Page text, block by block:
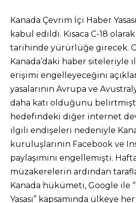
Kanada Çevrim İçi Haber
kabul edildi. Kısaca C-18 olarak
tarihinde yürürlüğe girecek.
Kanada’daki haber siteleriyle
erişimi engelleyeceğini
yasalarının Avrupa ve
daha katı olduğunu
hedefindeki diğer internet
ilgili endişeleri nedeniyle
kuruluşlarının Facebook ve
paylaşımını engellemişti.
müzakerelerin ardından
Kanada hükümeti, Google ile
Yasası” kapsamında ülkeye